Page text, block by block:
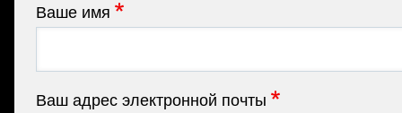
Ваше имя
Ваш адрес электронной почты